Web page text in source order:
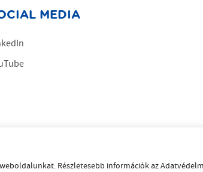
Részletesebb információk az
MEDIA